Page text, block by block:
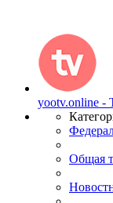
yootv.online -
Общая